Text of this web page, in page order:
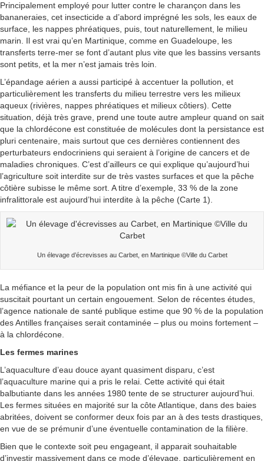
Principalement employé pour lutter contre le charançon dans les
bananeraies, cet insecticide a d’abord imprégné les sols, les eaux de
surface, les nappes phréatiques, puis, tout naturellement, le milieu
marin. Il est vrai qu’en Martinique, comme en Guadeloupe, les
transferts terre-mer se font d’autant plus vite que les bassins versants
sont petits, et la mer n’est jamais très loin.
L’épandage aérien a aussi participé à accentuer la pollution, et
particulièrement les transferts du milieu terrestre vers les milieux
aqueux (rivières, nappes phréatiques et milieux côtiers). Cette
situation, déjà très grave, prend une toute autre ampleur quand on sait
que la chlordécone est constituée de molécules dont la persistance est
pluri centenaire, mais surtout que ces dernières contiennent des
perturbateurs endocriniens qui seraient à l’origine de cancers et de
maladies chroniques. C’est d’ailleurs ce qui explique qu’aujourd’hui
l’agriculture soit interdite sur de très vastes surfaces et que la pêche
côtière subisse le même sort. A titre d’exemple, 33 % de la zone
infralittorale est aujourd’hui interdite à la pêche (Carte 1).
Un élevage d’écrevisses au Carbet, en Martinique ©Ville du Carbet
La méfiance et la peur de la population ont mis fin à une activité qui
suscitait pourtant un certain engouement. Selon de récentes études,
l’agence nationale de santé publique estime que 90 % de la population
des Antilles françaises serait contaminée – plus ou moins fortement –
à la chlordécone.
Les fermes marines
L’aquaculture d’eau douce ayant quasiment disparu, c’est
l’aquaculture marine qui a pris le relai. Cette activité qui était
balbutiante dans les années 1980 tente de se structurer aujourd’hui.
Les fermes situées en majorité sur la côte Atlantique, dans des baies
abritées, doivent se conformer deux fois par an à des tests drastiques,
en vue de se prémunir d’une éventuelle contamination de la filière.
Bien que le contexte soit peu engageant, il apparait souhaitable
d’investir massivement dans ce mode d’élevage, particulièrement en